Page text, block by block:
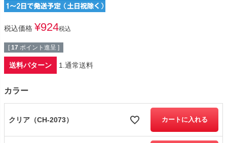
税込価格 ¥924税込
[ 17 ポイント進呈 ]
送料パターン 1.通常送料
カラー
クリア（CH-2073） カートに入れる